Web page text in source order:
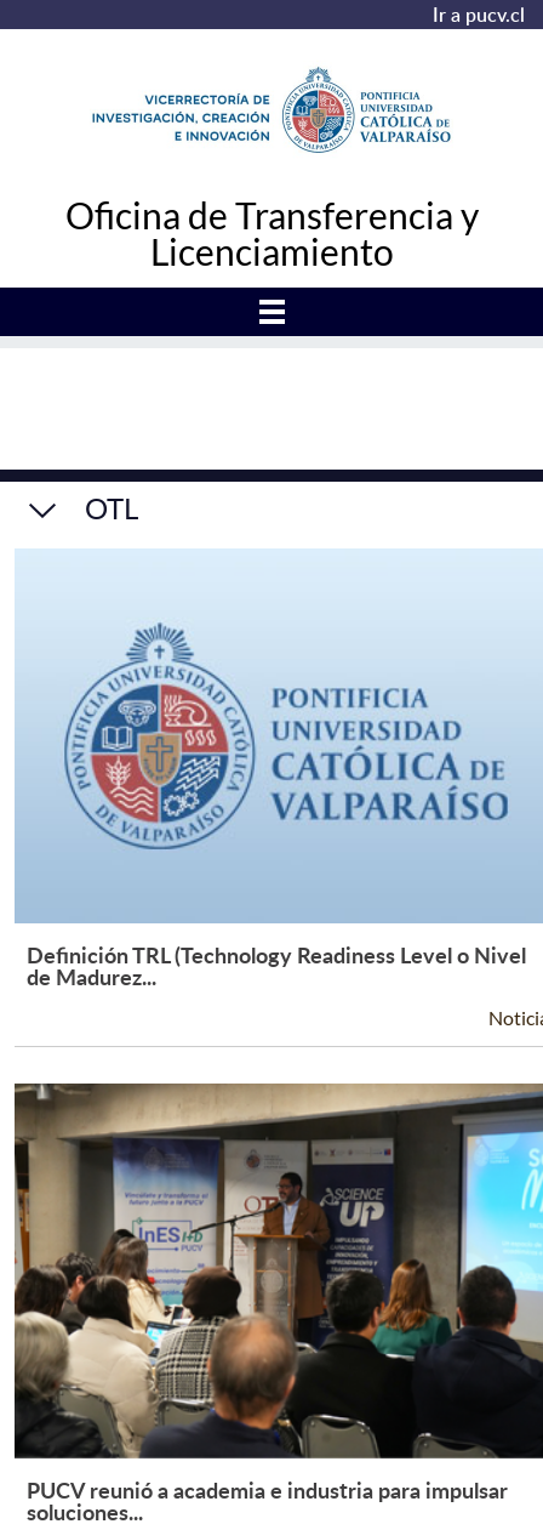
Ir a pucv.cl
Oficina de Transferencia y
Licenciamiento
OTL
Leer Más +
Definición TRL (Technology Readiness Level o Nivel
de Madurez...
Leer Más +
PUCV reunió a academia e industria para impulsar
soluciones...